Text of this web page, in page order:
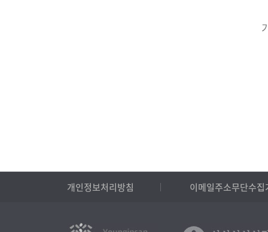
개인정보처리방침 이메일주소무단수집